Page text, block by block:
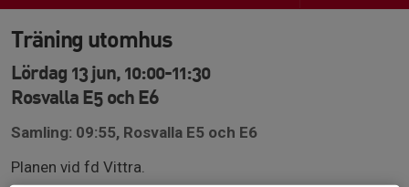
Träning utomhus
Lördag 13 jun, 10:00-11:30
Rosvalla E5 och E6
Samling: 09:55, Rosvalla E5 och E6
Planen vid fd Vittra.